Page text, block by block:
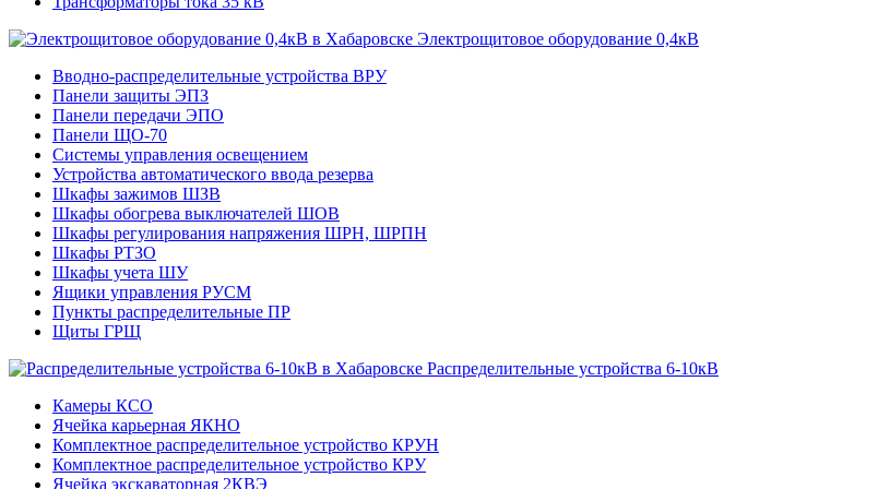
Электрощитовое оборудование 0,4кВ
Вводно-распределительные устройства ВРУ
Панели защиты ЭПЗ
Панели передачи ЭПО
Панели ЩО-70
Системы управления освещением
Устройства автоматического ввода резерва
Шкафы зажимов ШЗВ
Шкафы обогрева выключателей ШОВ
Шкафы регулирования напряжения ШРН, ШРПН
Шкафы РТЗО
Шкафы учета ШУ
Ящики управления РУСМ
Пункты распределительные ПР
Щиты ГРЩ
Распределительные устройства 6-10кВ
Камеры КСО
Ячейка карьерная ЯКНО
Комплектное распределительное устройство КРУН
Комплектное распределительное устройство КРУ
Ячейка экскаваторная 2КВЭ